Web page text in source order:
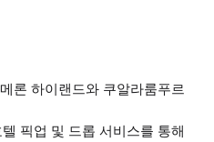
론 하이랜드와 쿠알라룸푸르
픽업 및 드롭 서비스를 통해